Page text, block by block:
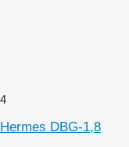
4
Hermes DBG-1,8